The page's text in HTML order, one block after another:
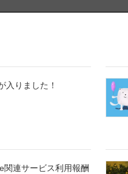
入りました！
関連サービス利用報酬